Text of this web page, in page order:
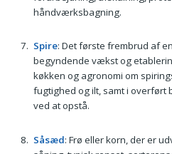
håndværksbagning.
Spire: Det første frembrud af
begyndende vækst og
køkken og agronomi om
fugtighed og ilt, samt i overført
ved at opstå.
Såsæd: Frø eller korn, der er